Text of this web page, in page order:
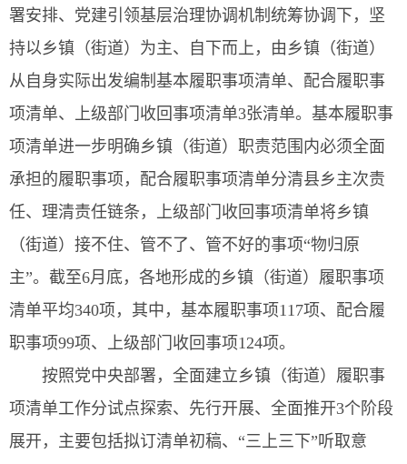
署安排、党建引领基层治理协调机制统筹协调下，坚
持以乡镇（街道）为主、自下而上，由乡镇（街道）
从自身实际出发编制基本履职事项清单、配合履职事
项清单、上级部门收回事项清单3张清单。基本履职事
项清单进一步明确乡镇（街道）职责范围内必须全面
承担的履职事项，配合履职事项清单分清县乡主次责
任、理清责任链条，上级部门收回事项清单将乡镇
（街道）接不住、管不了、管不好的事项“物归原
主”。截至6月底，各地形成的乡镇（街道）履职事项
清单平均340项，其中，基本履职事项117项、配合履
职事项99项、上级部门收回事项124项。
按照党中央部署，全面建立乡镇（街道）履职事
项清单工作分试点探索、先行开展、全面推开3个阶段
展开，主要包括拟订清单初稿、“三上三下”听取意